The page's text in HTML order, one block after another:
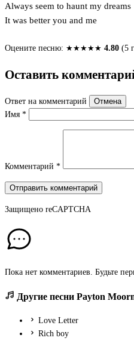
Always seem to haunt my dreams
It was better you and me
Оцените песню: ★★★★★ 4.80 (5
Оставить
Ответ на комментарий
Отмена
Имя *
Комментарий *
Отправить комментарий
Защищено reCAPTCHA
Пока нет комментариев. Будьте
Другие песни Payton
Love Letter
Rich boy